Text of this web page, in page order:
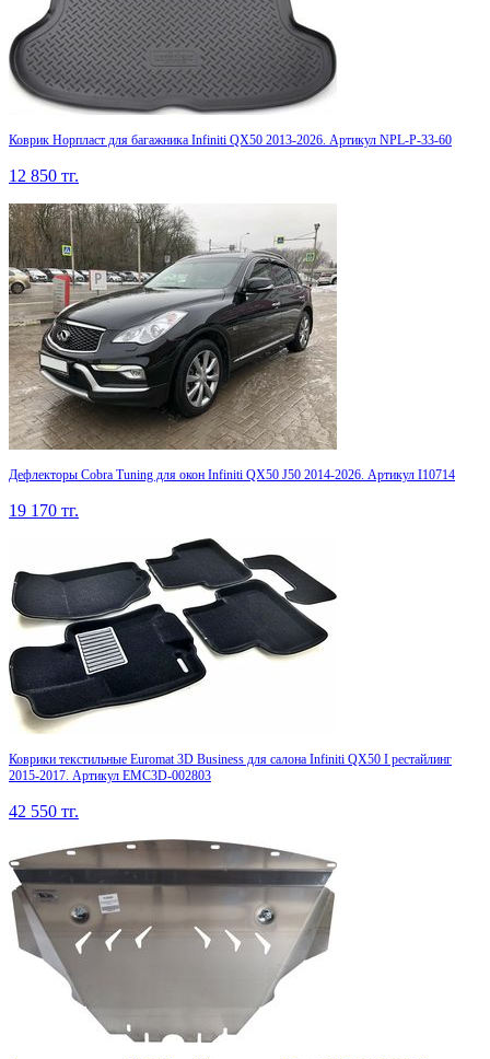
Коврик Норпласт для багажника Infiniti QX50 2013-2026. Артикул NPL-P-33-60
12 850 тг.
Дефлекторы Cobra Tuning для окон Infiniti QX50 J50 2014-2026. Артикул I10714
19 170 тг.
Коврики текстильные Euromat 3D Business для салона Infiniti QX50 I рестайлинг
2015-2017. Артикул EMC3D-002803
42 550 тг.